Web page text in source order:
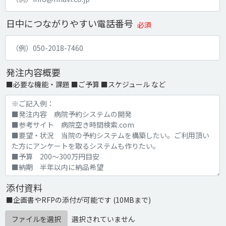
日中につながりやすい電話番号 必須
発注内容概要
■必要な機能・課題 ■ご予算 ■スケジュール など
添付資料
■企画書やRFPの添付が可能です (10MBまで)
ファイルを選択
選択されていません